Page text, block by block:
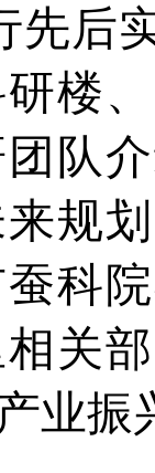
后
楼
队
规
科
关
业振